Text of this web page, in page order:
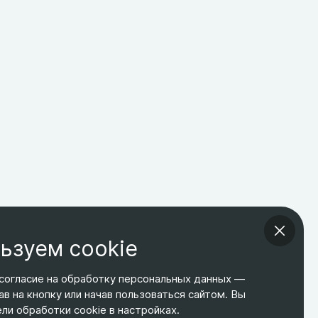
ТЕЛЕФОН
+7 495 266-65-67
ЭЛ. ПОЧТА
shop@relines.ru
АДРЕС
Москва, Гаражная 8
cookie
на обработку персональных данных —
на кнопку или начав пользоваться сайтом. Вы
обработки cookie в настройках.